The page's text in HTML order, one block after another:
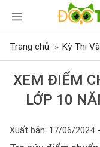
Trang chủ Kỳ Thi
XEM ĐIỂM
LỚP 10
Xuất bản: 17/06/2024